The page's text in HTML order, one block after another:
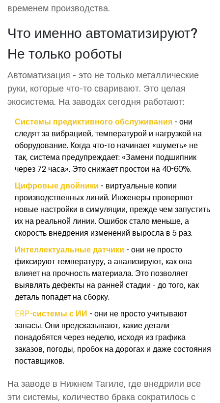
временем производства.
Что именно автоматизируют?
Не только роботы
Автоматизация - это не только металлические
руки, которые что-то сваривают. Это целая
экосистема. На заводах сегодня работают:
Системы предиктивного обслуживания - они
следят за вибрацией, температурой и нагрузкой на
оборудование. Когда что-то начинает «шуметь» не
так, система предупреждает: «Замени подшипник
через 72 часа». Это снижает простои на 40-60%.
Цифровые двойники - виртуальные копии
производственных линий. Инженеры проверяют
новые настройки в симуляции, прежде чем запустить
их на реальной линии. Ошибок стало меньше, а
скорость внедрения изменений выросла в 5 раз.
Интеллектуальные датчики - они не просто
фиксируют температуру, а анализируют, как она
влияет на прочность материала. Это позволяет
выявлять дефекты на ранней стадии - до того, как
деталь попадет на сборку.
ERP-системы с ИИ - они не просто учитывают
запасы. Они предсказывают, какие детали
понадобятся через неделю, исходя из графика
заказов, погоды, пробок на дорогах и даже состояния
поставщиков.
На заводе в Нижнем Тагиле, где внедрили все
эти системы, количество брака сократилось с